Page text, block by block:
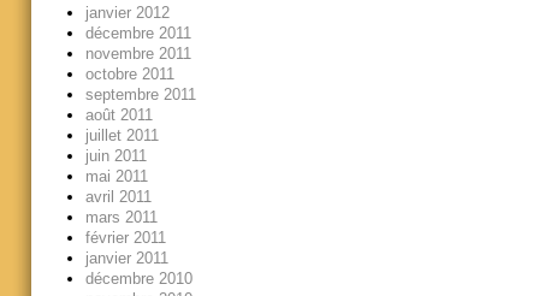
janvier 2012
décembre 2011
novembre 2011
octobre 2011
septembre 2011
août 2011
juillet 2011
juin 2011
mai 2011
avril 2011
mars 2011
février 2011
janvier 2011
décembre 2010